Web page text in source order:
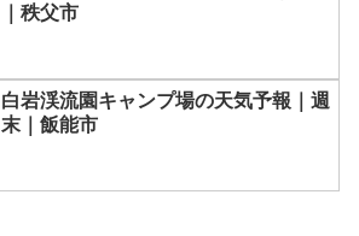
｜秩父市
白岩渓流園キャンプ場の天気予報｜週
末｜飯能市